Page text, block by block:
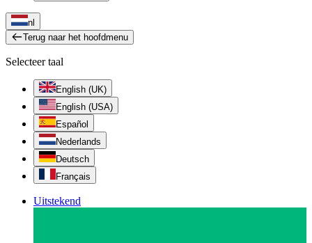
nl
Terug naar het hoofdmenu
Selecteer taal
English (UK)
English (USA)
Español
Nederlands
Deutsch
Français
Uitstekend